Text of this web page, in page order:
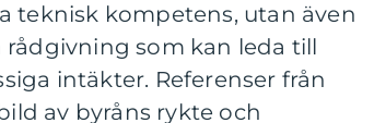
teknisk kompetens, utan även
som kan leda till
intäkter. Referenser från
av byråns rykte och